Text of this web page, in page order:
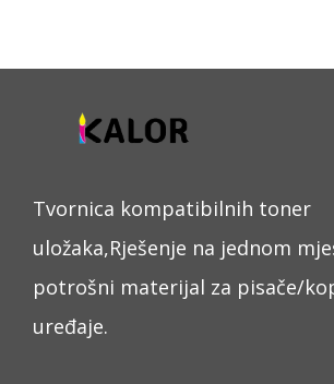
Tvornica kompatibilnih toner
uložaka,Rješenje na jednom
potrošni materijal za pisače/
uređaje.